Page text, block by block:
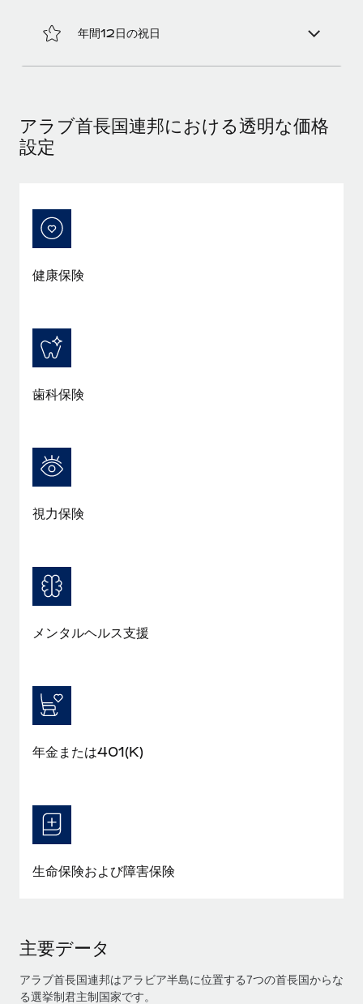
法令順守した法人をスピーディに設立
移住・転勤
福利厚生
従業員の福利厚生を簡単に管理
税務
ブログ
Remoteの使命は、世界のどこにいても、あらゆる規模の企業が
業務に最適な人材を採用し、管理し、給与を支給できるようにす
ることです。この数週間で、新しい統合、機能、改良点をリリー
スしました。...
給与, 賃金は詐欺の特に魅力的な標的です。多額の資金がシステ
詳細を見る
年間12日の祝日
アラブ首長国連邦における透明な価格
設定
健康保険
歯科保険
視力保険
メンタルヘルス支援
年金または401(K)
生命保険および障害保険
主要データ
アラブ首長国連邦はアラビア半島に位置する7つの首長国からな
る選挙制君主制国家です。